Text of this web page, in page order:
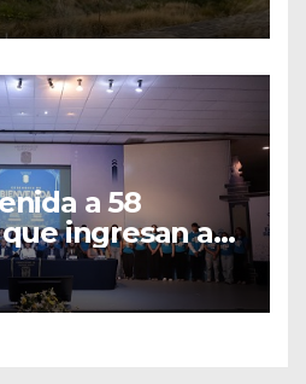
a 58
ingresan a
programas de